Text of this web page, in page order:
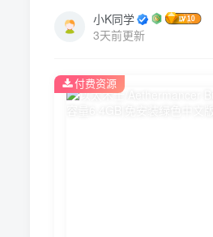
小K同学
3天前更新
付费资源